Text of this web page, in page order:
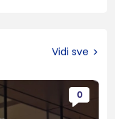
Vidi sve
0